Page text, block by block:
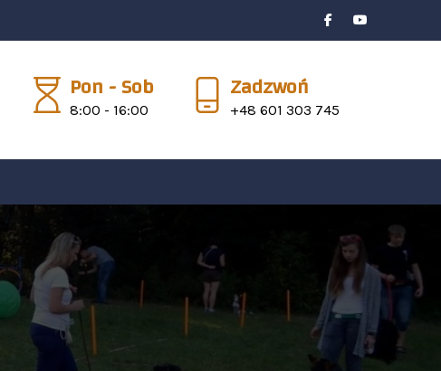
Pon - Sob
8:00 - 16:00
Zadzwoń
+48 601 303 745